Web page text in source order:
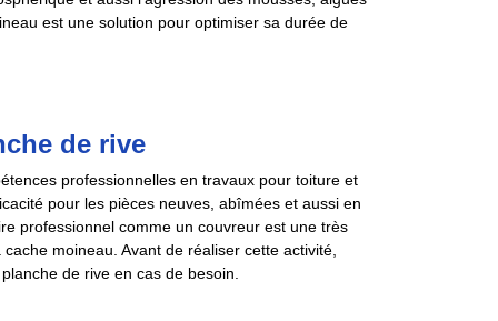
est une solution pour optimiser sa durée de
de rive
professionnelles en travaux pour toiture et
pour les pièces neuves, abîmées et aussi en
professionnel comme un couvreur est une très
moineau. Avant de réaliser cette activité,
de rive en cas de besoin.